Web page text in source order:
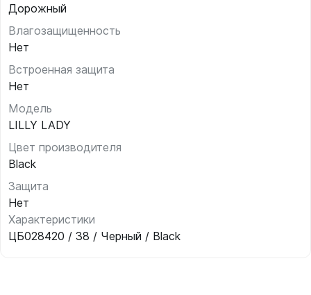
Дорожный
Влагозащищенность
Нет
Встроенная защита
Нет
Модель
LILLY LADY
Цвет производителя
Black
Защита
Нет
Характеристики
ЦБ028420 / 38 / Черный / Black